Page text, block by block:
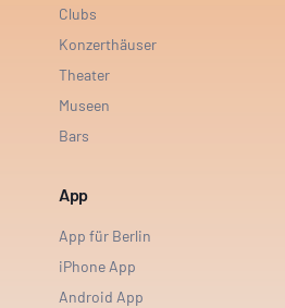
Clubs
Konzerthäuser
Theater
Museen
Bars
App
App für Berlin
iPhone App
Android App